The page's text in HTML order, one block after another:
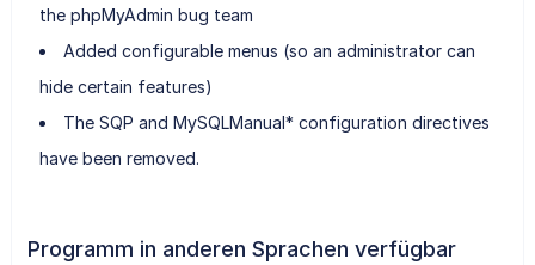
the phpMyAdmin bug team
Added configurable menus (so an administrator can
hide certain features)
The SQP and MySQLManual* configuration directives
have been removed.
Programm in anderen Sprachen verfügbar